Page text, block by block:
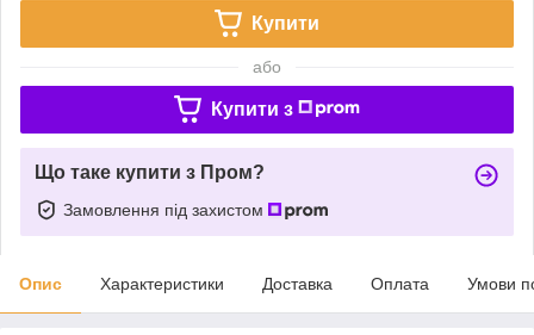
Купити
або
Купити з
Що таке купити з Пром?
Замовлення під захистом
Опис Характеристики Доставка Оплата Умови